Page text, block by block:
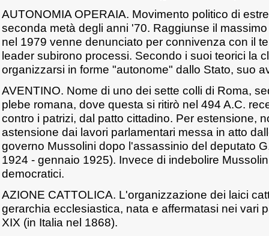
AUTONOMIA OPERAIA. Movimento politico di
seconda metà degli anni '70. Raggiunse il
nel 1979 venne denunciato per connivenza con il
leader subirono processi. Secondo i suoi teorici la
organizzarsi in forme "autonome" dallo Stato, suo
AVENTINO. Nome di uno dei sette colli di Roma,
plebe romana, dove questa si ritirò nel 494 A.C.
contro i patrizi, dal patto cittadino. Per estensione,
astensione dai lavori parlamentari messa in atto
governo Mussolini dopo l'assassinio del deputato
1924 - gennaio 1925). Invece di indebolire
democratici.
AZIONE CATTOLICA. L'organizzazione dei laici
gerarchia ecclesiastica, nata e affermatasi nei vari
XIX (in Italia nel 1868).